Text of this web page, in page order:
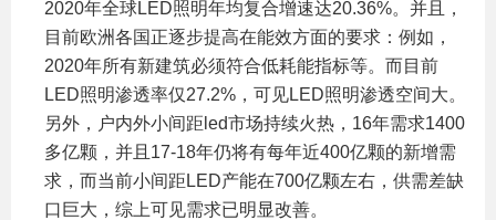
2020年全球LED照明年均复合增速达20.36%。并且，
目前欧洲各国正逐步提高在能效方面的要求：例如，
2020年所有新建筑必须符合低耗能指标等。而目前
LED照明渗透率仅27.2%，可见LED照明渗透空间大。
另外，户内外小间距led市场持续火热，16年需求1400
多亿颗，并且17-18年仍将有每年近400亿颗的新增需
求，而当前小间距LED产能在700亿颗左右，供需差缺
口巨大，综上可见需求已明显改善。